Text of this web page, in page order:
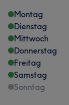
Montag
Dienstag
Mittwoch
Donnerstag
Freitag
Samstag
Sonntag